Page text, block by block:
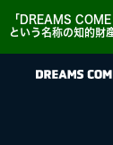
「DREAMS COME
という名称の知的財